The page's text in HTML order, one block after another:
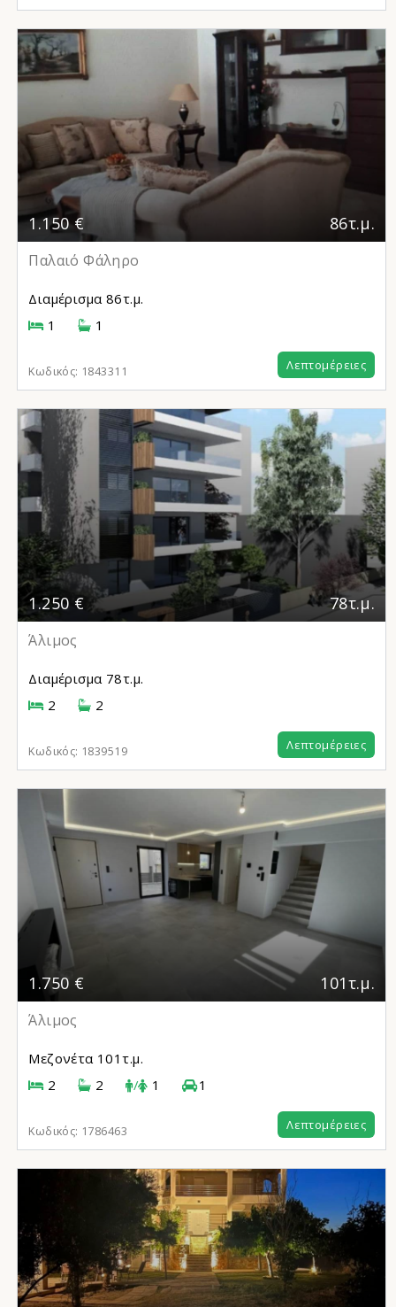
1.150 € 86τ.μ.
Παλαιό Φάληρο
Διαμέρισμα 86τ.μ.
1
1
Κωδικός: 1843311 Λεπτομέρειες
1.250 € 78τ.μ.
Άλιμος
Διαμέρισμα 78τ.μ.
2
2
Κωδικός: 1839519 Λεπτομέρειες
1.750 € 101τ.μ.
Άλιμος
Μεζονέτα 101τ.μ.
2
2 / 1 1
Κωδικός: 1786463 Λεπτομέρειες